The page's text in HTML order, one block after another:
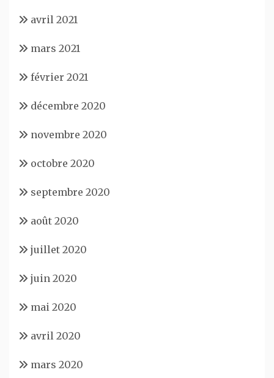
avril 2021
mars 2021
février 2021
décembre 2020
novembre 2020
octobre 2020
septembre 2020
août 2020
juillet 2020
juin 2020
mai 2020
avril 2020
mars 2020